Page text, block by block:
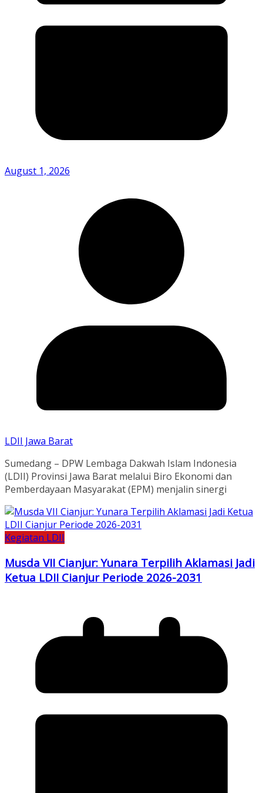
August 1, 2026
LDII Jawa Barat
Sumedang – DPW Lembaga Dakwah Islam Indonesia
(LDII) Provinsi Jawa Barat melalui Biro Ekonomi dan
Pemberdayaan Masyarakat (EPM) menjalin sinergi
Kegiatan LDII
Musda VII Cianjur: Yunara Terpilih Aklamasi Jadi
Ketua LDII Cianjur Periode 2026-2031